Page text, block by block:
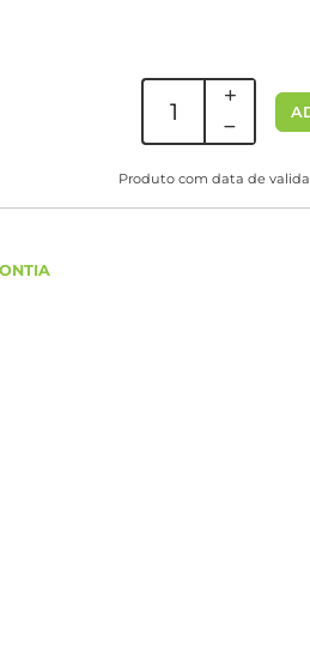
Produto com data de